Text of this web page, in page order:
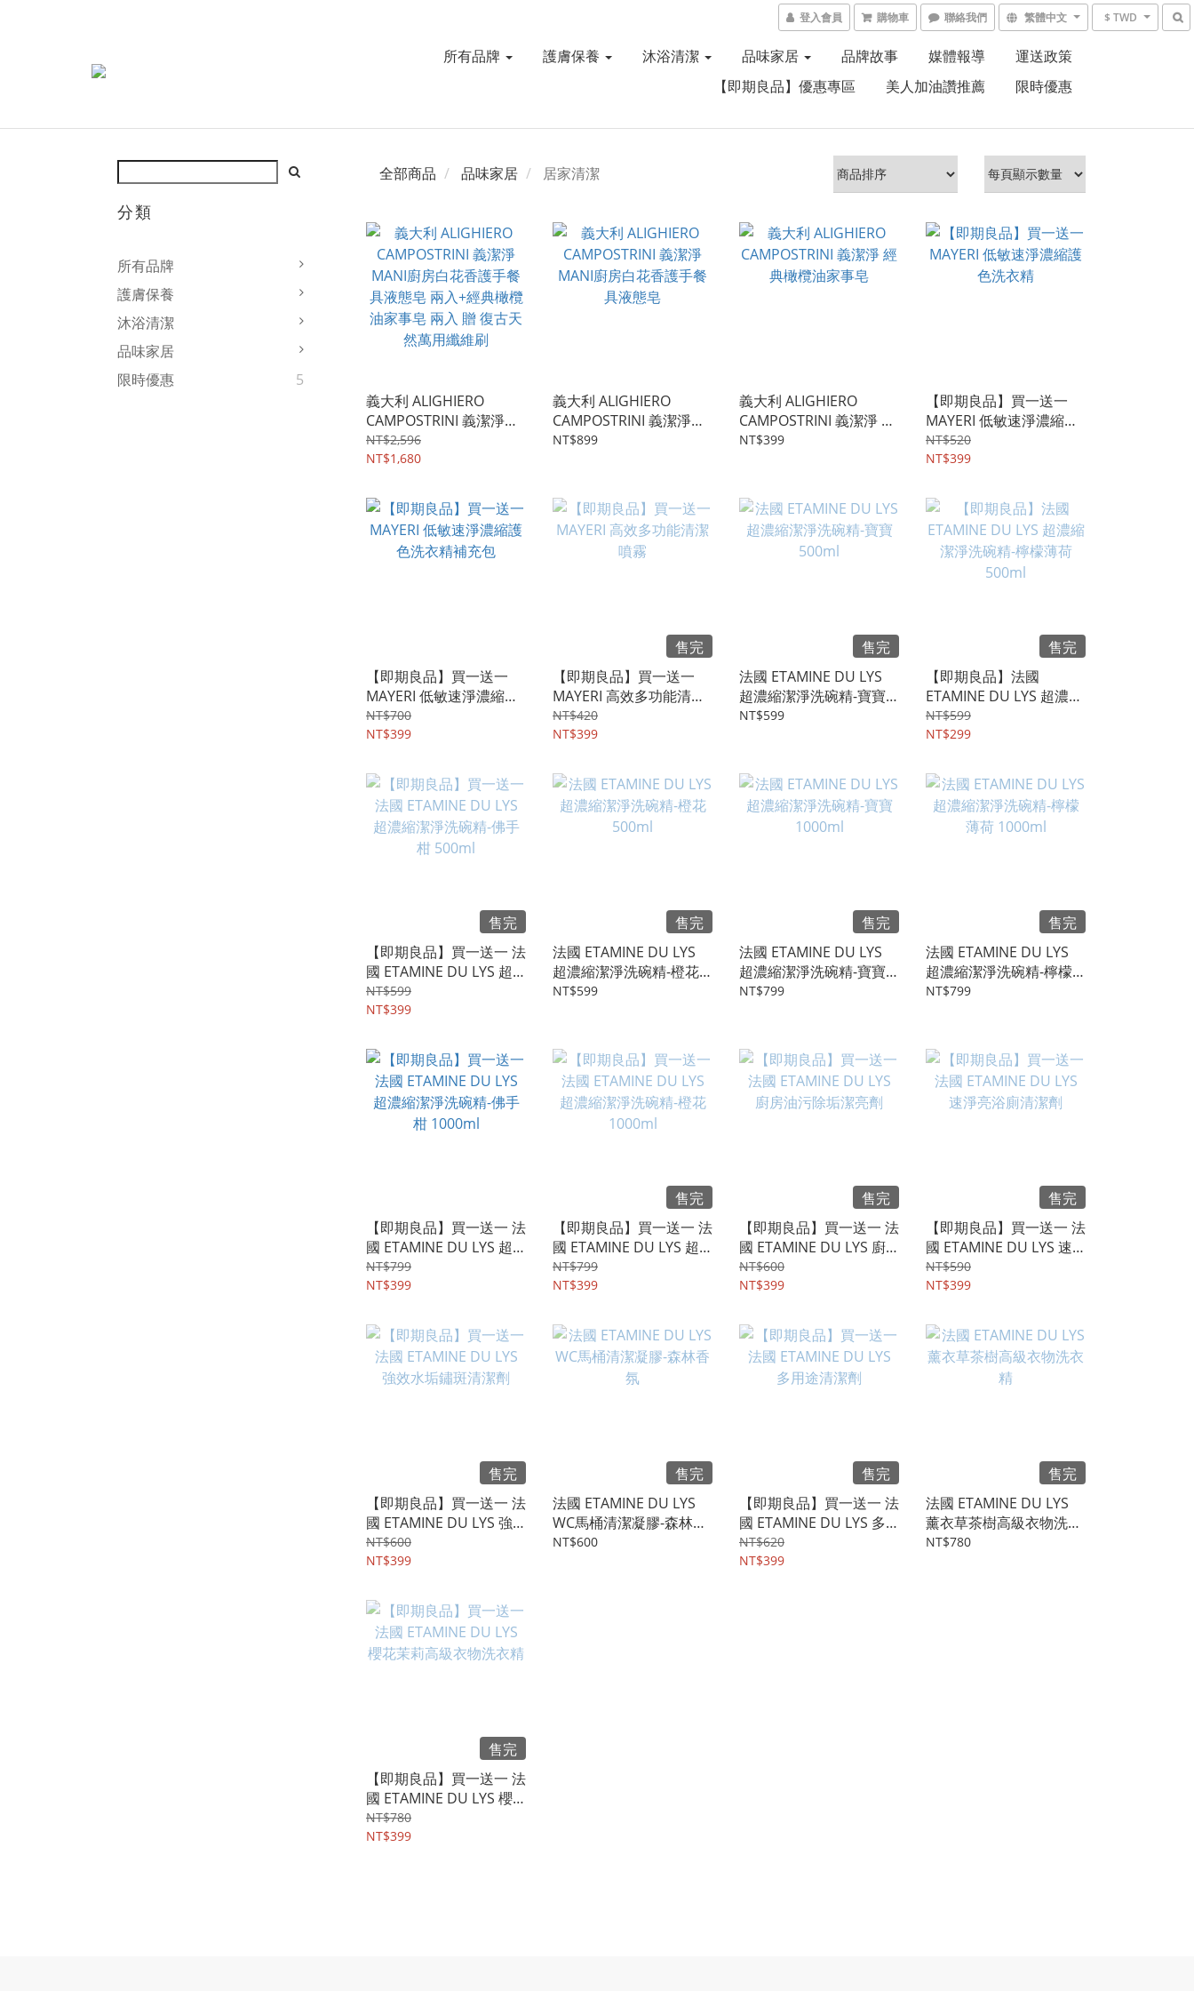
登入會員 購物車 聯絡我們 繁體中文 $ TWD
所有品牌 護膚保養 沐浴清潔 品味家居 品牌故事 媒體報導
運送政策
【即期良品】優惠專區
美人加油讚推薦 限時優惠
分類
所有品牌
護膚保養
沐浴清潔
品味家居
限時優惠
5
全部商品 品味家居 居家清潔
義大利 ALIGHIERO
CAMPOSTRINI 義潔淨
MANI廚房白花香護手餐
具液態皂 兩入+經典橄欖
然萬用纖維刷
NT$2,596
NT$1,680
義大利 ALIGHIERO
CAMPOSTRINI 義潔淨
MANI廚房白花香護手餐
NT$899
義大利 ALIGHIERO
CAMPOSTRINI 義潔淨 經
典橄欖油家事皂
NT$399
【即期良品】買一送一
MAYERI 低敏速淨濃縮護
色洗衣精
NT$520
NT$399
【即期良品】買一送一
MAYERI 低敏速淨濃縮護
色洗衣精補充包
NT$700
NT$399
售完
【即期良品】買一送一
MAYERI 高效多功能清潔
噴霧
NT$420
NT$399
售完
法國 ETAMINE DU LYS
超濃縮潔淨洗碗精-寶寶
500ml
NT$599
售完
【即期良品】法國
ETAMINE DU LYS 超濃縮
潔淨洗碗精-檸檬薄荷
500ml
NT$599
NT$299
售完
【即期良品】買一送一 法
國 ETAMINE DU LYS 超
濃縮潔淨洗碗精-佛手柑
500ml
NT$599
NT$399
售完
法國 ETAMINE DU LYS
超濃縮潔淨洗碗精-橙花
500ml
NT$599
售完
法國 ETAMINE DU LYS
超濃縮潔淨洗碗精-寶寶
1000ml
NT$799
售完
法國 ETAMINE DU LYS
超濃縮潔淨洗碗精-檸檬
薄荷 1000ml
NT$799
【即期良品】買一送一 法
國 ETAMINE DU LYS 超
濃縮潔淨洗碗精-佛手柑
1000ml
NT$799
NT$399
售完
【即期良品】買一送一 法
國 ETAMINE DU LYS 超
濃縮潔淨洗碗精-橙花
1000ml
NT$799
NT$399
售完
【即期良品】買一送一 法
國 ETAMINE DU LYS 廚
房油污除垢潔亮劑
NT$600
NT$399
售完
【即期良品】買一送一 法
國 ETAMINE DU LYS 速
淨亮浴廁清潔劑
NT$590
NT$399
售完
【即期良品】買一送一 法
國 ETAMINE DU LYS 強
效水垢鏽斑清潔劑
NT$600
NT$399
售完
法國 ETAMINE DU LYS
WC馬桶清潔凝膠-森林香
氛
NT$600
售完
【即期良品】買一送一 法
國 ETAMINE DU LYS 多
用途清潔劑
NT$620
NT$399
售完
法國 ETAMINE DU LYS
薰衣草茶樹高級衣物洗衣
精
NT$780
售完
【即期良品】買一送一 法
國 ETAMINE DU LYS 櫻
花茉莉高級衣物洗衣精
NT$780
NT$399